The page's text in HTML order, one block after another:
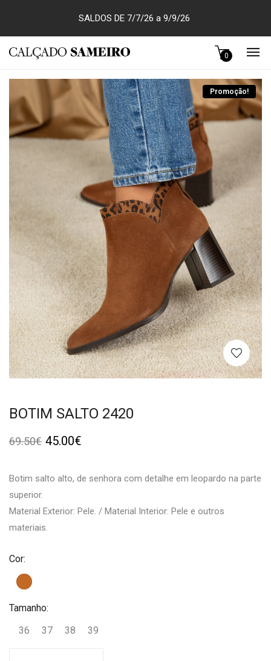
SALDOS DE 7/7/26 a 9/9/26
0
Promoção!
BOTIM SALTO 2420
69.50€ 45.00€
Botim salto alto, de senhora com detalhe em leopardo na parte
superior.
Material Exterior: Pele. / Material Interior: Pele e outros
materiais.
Cor:
Tamanho:
36
37 38 39